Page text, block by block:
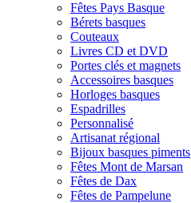
Fêtes Pays Basque
Bérets basques
Couteaux
Livres CD et DVD
Portes clés et magnets
Accessoires basques
Horloges basques
Espadrilles
Personnalisé
Artisanat régional
Bijoux basques piments
Fêtes Mont de Marsan
Fêtes de Dax
Fêtes de Pampelune